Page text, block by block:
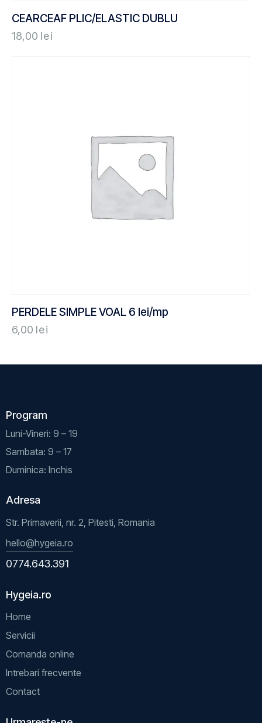
CEARCEAF PLIC/ELASTIC DUBLU
18,00 lei
PERDELE SIMPLE VOAL 6 lei/mp
6,00 lei
Program
Luni-Vineri: 9 – 19
Sambata: 9 – 17
Duminica: Inchis
Adresa
Str. Primaverii, nr. 2, Pitesti, Romania
hello@hygeia.ro
0774.643.391
Hygeia.ro
Home
Servicii
Comanda online
Intrebari frecvente
Contact